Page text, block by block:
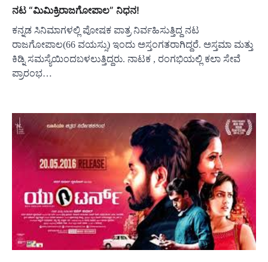
ನಟ “ಮಿಮಿಕ್ರಿರಾಜಗೋಪಾಲ” ನಿಧನ!
ಕನ್ನಡ ಸಿನಿಮಾಗಳಲ್ಲಿ ಪೋಷಕ ಪಾತ್ರ ನಿರ್ವಹಿಸುತ್ತಿದ್ದ ನಟ
ರಾಜಗೋಪಾಲ(66 ವಯಸ್ಸು) ಇಂದು ಅಸ್ತಂಗತರಾಗಿದ್ದರೆ. ಅಸ್ತಮಾ ಮತ್ತು
ಕಿಡ್ನಿ ಸಮಸ್ಯೆಯಿಂದಬಳಲುತ್ತಿದ್ದರು. ನಾಟಕ , ರಂಗಭಿಯಲ್ಲಿ ಕಲಾ ಸೇವೆ
ಪ್ರಾರಂಭ…